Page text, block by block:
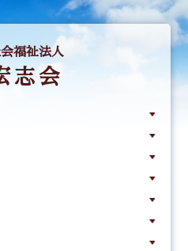
福祉法人
志会